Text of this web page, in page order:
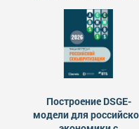
Построение DSGE-
модели для